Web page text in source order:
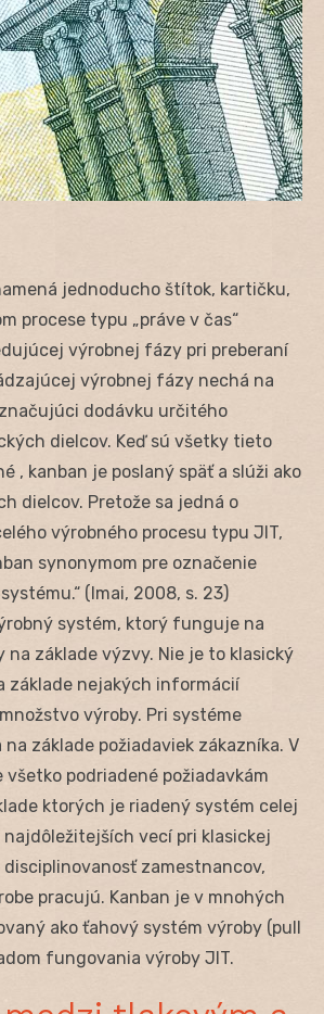
jednoducho štítok, kartičku,
procese typu „práve v čas“
výrobnej fázy pri preberaní
výrobnej fázy nechá na
dodávku určitého
dielcov. Keď sú všetky tieto
, kanban je poslaný späť a slúži ako
dielcov. Pretože sa jedná o
výrobného procesu typu JIT,
synonymom pre označenie
(Imai, 2008, s. 23)
systém, ktorý funguje na
na základe výzvy. Nie je to klasický
základe nejakých informácií
výroby. Pri systéme
na základe požiadaviek zákazníka. V
podriadené požiadavkám
ktorých je riadený systém celej
vecí pri klasickej
disciplinovanosť zamestnancov,
pracujú. Kanban je v mnohých
ako ťahový systém výroby (pull
fungovania výroby JIT.